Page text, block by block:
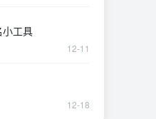
工具
12-11
12-18